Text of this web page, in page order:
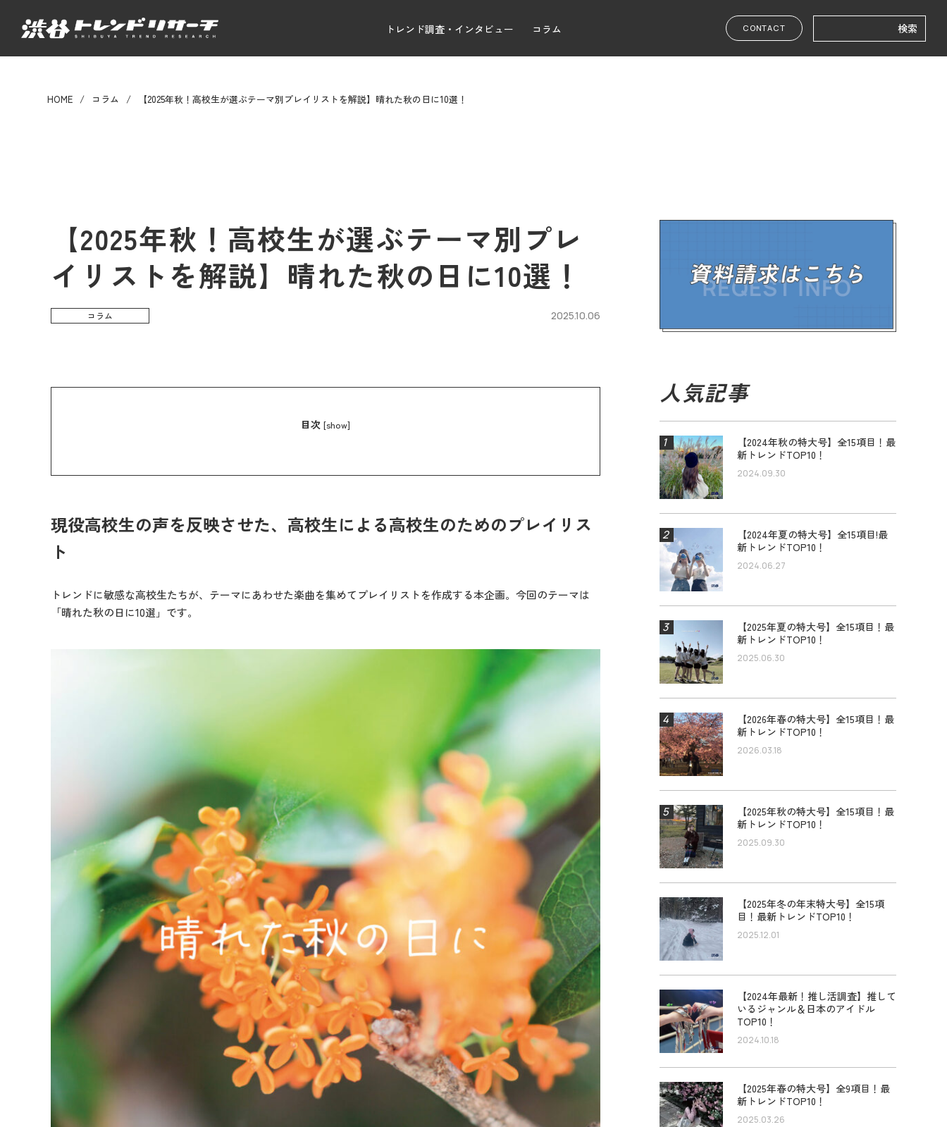
トレンド調査・インタビュー コラム CONTACT
索:
HOME コラム 【2025年秋！高校生が選ぶテーマ別プレイリストを解説】晴れた秋の日に10選！
【2025年秋！高校生が選ぶテーマ別プレ
イリストを解説】晴れた秋の日に10選！
コラム 2025.10.06
目次 [show]
現役高校生の声を反映させた、高校生による高校生のためのプレイリス
ト
トレンドに敏感な高校生たちが、テーマにあわせた楽曲を集めてプレイリストを作成する本企画。今回のテーマは
「晴れた秋の日に10選」です。
人気記事
【2024年秋の特大号】全15項目！最
新トレンドTOP10！
2024.09.30
【2024年夏の特大号】全15項目!最
新トレンドTOP10！
2024.06.27
【2025年夏の特大号】全15項目！最
新トレンドTOP10！
2025.06.30
【2026年春の特大号】全15項目！最
新トレンドTOP10！
2026.03.18
【2025年秋の特大号】全15項目！最
新トレンドTOP10！
2025.09.30
【2025年冬の年末特大号】全15項
目！最新トレンドTOP10！
2025.12.01
【2024年最新！推し活調査】推して
いるジャンル＆日本のアイドル
TOP10！
2024.10.18
【2025年春の特大号】全9項目！最
新トレンドTOP10！
2025.03.26